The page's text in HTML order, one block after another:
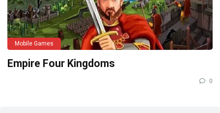
Mobile Games
Empire Four Kingdoms
0